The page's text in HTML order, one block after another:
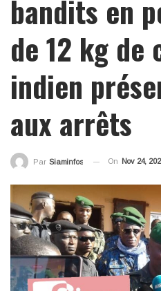
bandits en
de 12 kg de
indien
aux arrêts
Par Siaminfos On Nov 24,